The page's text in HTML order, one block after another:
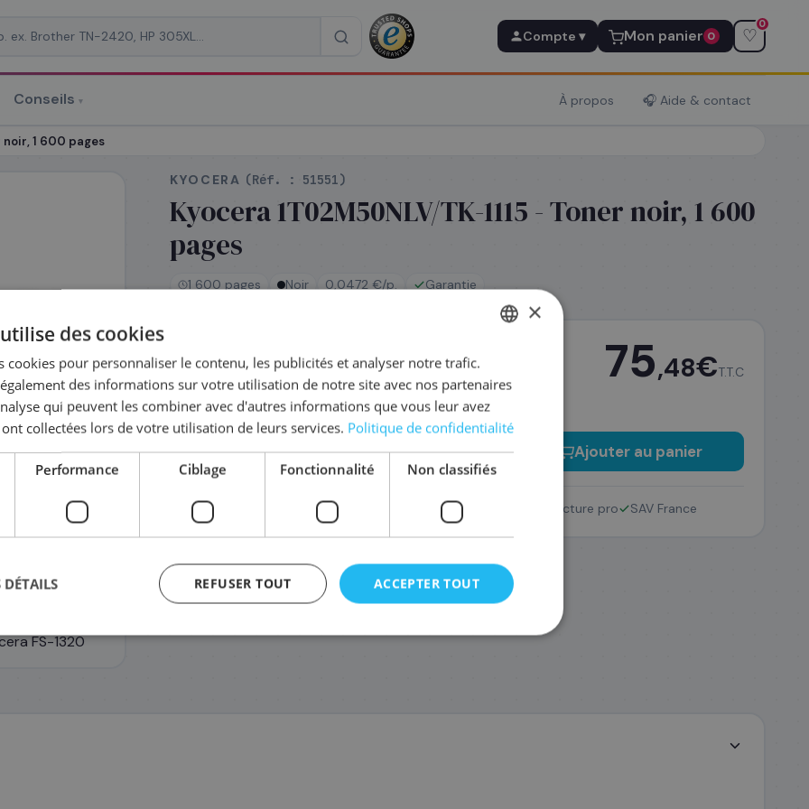
Compte ▾ Mon panier 0 ♡
0
Conseils ▾ À propos 🎧 Aide & contact
noir, 1 600 pages
FS-1320
KYOCERA (Réf. : 51551)
Kyocera 1T02M50NLV/TK-1115 - Toner noir, 1 600
pages
1 600 pages Noir 0,0472 €/p. Garantie
Expédié le jour même —
commandez avant 14h
Coût par impression :0,0472€
75,48€T.T.C
− + Ajouter au panier
Retour 14 jours Facture pro SAV France
ENGLISH
×
des cookies
cookies pour personnaliser le contenu, les publicités et analyser notre trafic.
des informations sur votre utilisation de notre site avec nos partenaires
qui peuvent les combiner avec d'autres informations que vous leur avez
collectées lors de votre utilisation de leurs services. Politique de confidentialité
Performance Ciblage Fonctionnalité Non classifiés
ACCEPTER TOUT
REFUSER TOUT
DÉTAILS